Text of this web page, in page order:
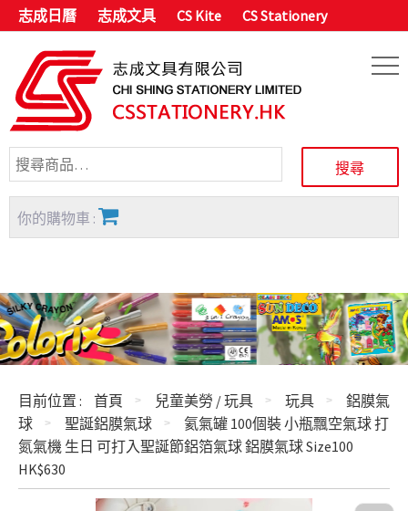
志成日曆 志成文具 CS Kite CS Stationery
你的購物車 :
目前位置 : 首頁 兒童美勞 / 玩具 玩具
鋁膜氣
球
聖誕鋁膜氣球
氦氣罐 100個裝 小瓶飄空氣球 打
氮氣機 生日 可打入聖誕節鋁箔氣球 鋁膜氣球 Size100
HK$630